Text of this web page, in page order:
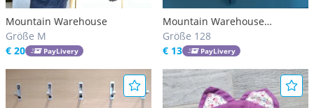
Mountain Warehouse
Größe M
€ 20
PayLivery
Mountain Warehouse
Steppjacke
Größe 128
€ 13
PayLivery